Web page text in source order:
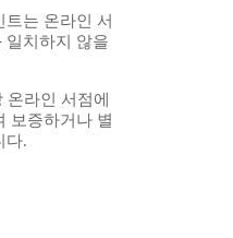
트는 온라인 서
일치하지 않을
온라인 서점에
보증하거나 별
다.